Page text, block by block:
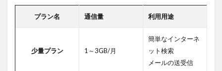
プラン名 通信量 利用用途
少量プラン 1～3GB/月
簡単なインターネ
ット検索
メールの送受信